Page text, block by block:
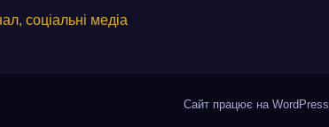
соціальні медіа
Сайт працює на WordPress